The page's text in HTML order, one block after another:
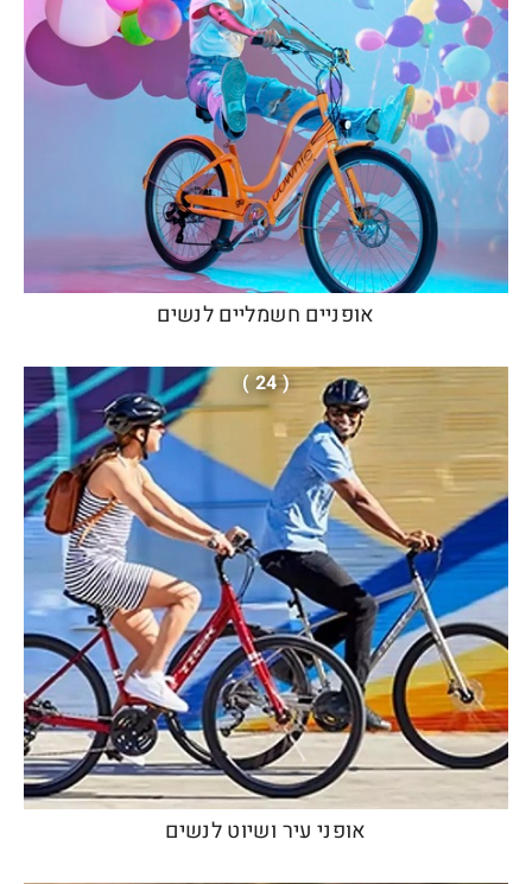
אופניים חשמליים לנשים
( 24 )
אופני עיר ושיוט לנשים